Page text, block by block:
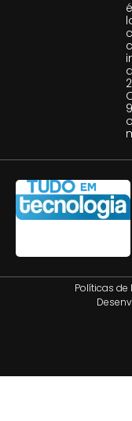
é
Políticas de